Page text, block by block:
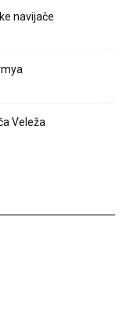
navijače
Veleža